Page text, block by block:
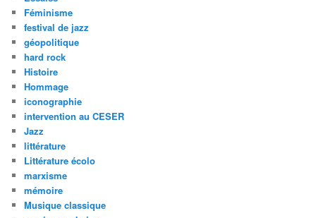
Féminisme
festival de jazz
géopolitique
hard rock
Histoire
Hommage
iconographie
intervention au CESER
Jazz
littérature
Littérature écolo
marxisme
mémoire
Musique classique